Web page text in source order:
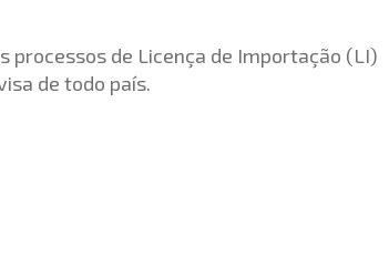
processos de Licença de Importação (LI)
de todo país.